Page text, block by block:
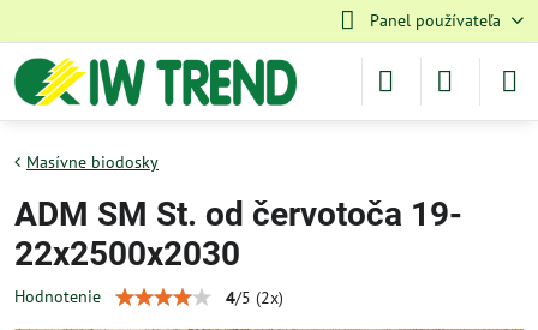
Panel používateľa
Masívne biodosky
ADM SM St. od červotoča 19-
22x2500x2030
Hodnotenie 4/5 (2x)